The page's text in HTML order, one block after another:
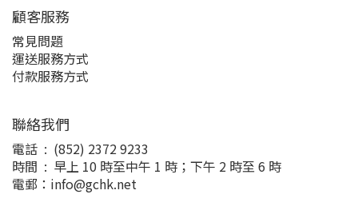
顧客服務
常見問題
運送服務方式
付款服務方式
聯絡我們
電話 : (852) 2372 9233
時間 : 早上 10 時至中午 1 時；下午 2 時至 6 時
電郵：info@gchk.net